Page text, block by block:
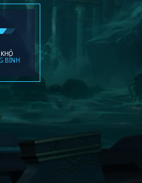
BÌNH